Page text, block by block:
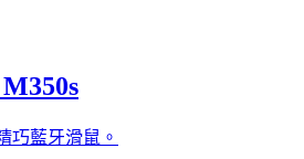
巧藍牙滑鼠。